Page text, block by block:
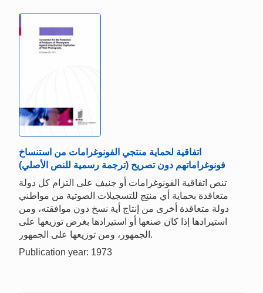
اتفاقية لحماية منتجي الفونوغرامات من استنساخ
فونوغراماتهم دون تصريح (ترجمة رسمية للنص الأصلي)
تنص اتفاقية الفونوغرامات أو جنيف على التزام كل دولة
متعاقدة بحماية أي منتِج للتسجيلات الصوتية من مواطني
دولة متعاقدة أخرى من إنتاج أية نسخ دون موافقته، ومن
استيرادها إذا كان صنعها أو استيرادها بغرض توزيعها على
الجمهور، ومن توزيعها على الجمهور.
Publication year: 1973